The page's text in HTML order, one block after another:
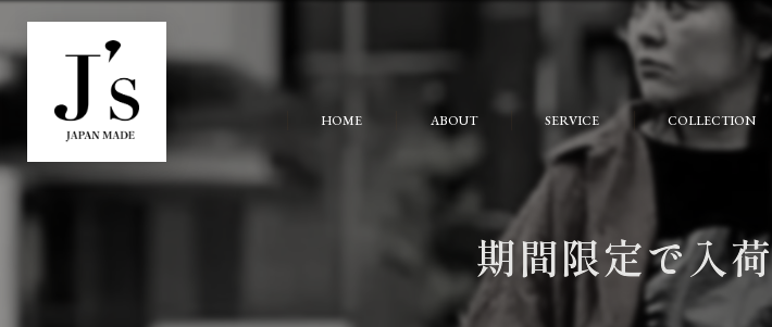
HOME ABOUT SERVICE COLLECTION
期間限定で入